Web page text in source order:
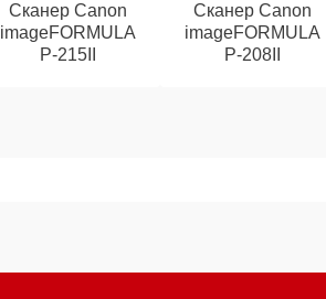
Сканер Canon
imageFORMULA
P‑215II
Сканер Canon
imageFORMULA
P‑208II